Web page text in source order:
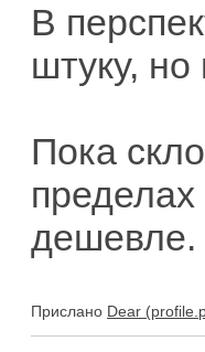
В
штуку,
Пока
дешевле.
Прислано Dear